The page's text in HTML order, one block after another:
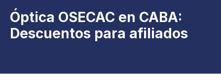
Óptica OSECAC en CABA:
Descuentos para afiliados